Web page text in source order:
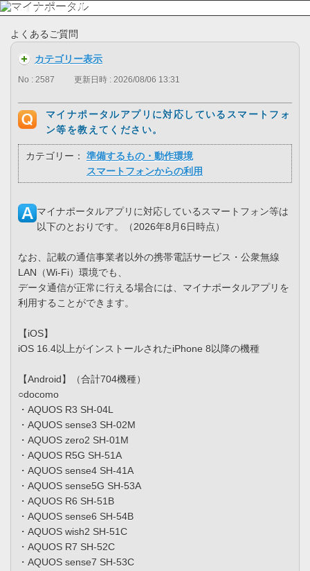
よくあるご質問
カテゴリー表示
No : 2587 更新日時 : 2026/08/06 13:31
マイナポータルアプリに対応しているスマートフォ
ン等を教えてください。
カテゴリー：
準備するもの・動作環境
スマートフォンからの利用
マイナポータルアプリに対応しているスマートフォン等は
以下のとおりです。（2026年8月6日時点）
なお、記載の通信事業者以外の携帯電話サービス・公衆無線
LAN（Wi-Fi）環境でも、
データ通信が正常に行える場合には、マイナポータルアプリを
利用することができます。
【iOS】
iOS 16.4以上がインストールされたiPhone 8以降の機種
【Android】（合計704機種）
○docomo
・AQUOS R3 SH-04L
・AQUOS sense3 SH-02M
・AQUOS zero2 SH-01M
・AQUOS R5G SH-51A
・AQUOS sense4 SH-41A
・AQUOS sense5G SH-53A
・AQUOS R6 SH-51B
・AQUOS sense6 SH-54B
・AQUOS wish2 SH-51C
・AQUOS R7 SH-52C
・AQUOS sense7 SH-53C